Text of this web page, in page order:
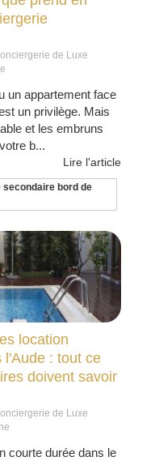
de Luxe
un appartement face
un privilège. Mais
et les embruns
b...
Lire l'article
bord de
location
l'Aude : tout ce
doivent savoir
de Luxe
courte durée dans le